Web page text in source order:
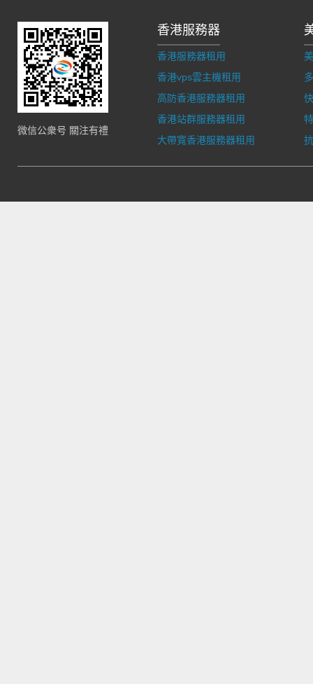
微信公衆号 關注有禮
香港服務器
香港服務器租用
香港vps雲主機租用
高防香港服務器租用
香港站群服務器租用
大帶寬香港服務器租用